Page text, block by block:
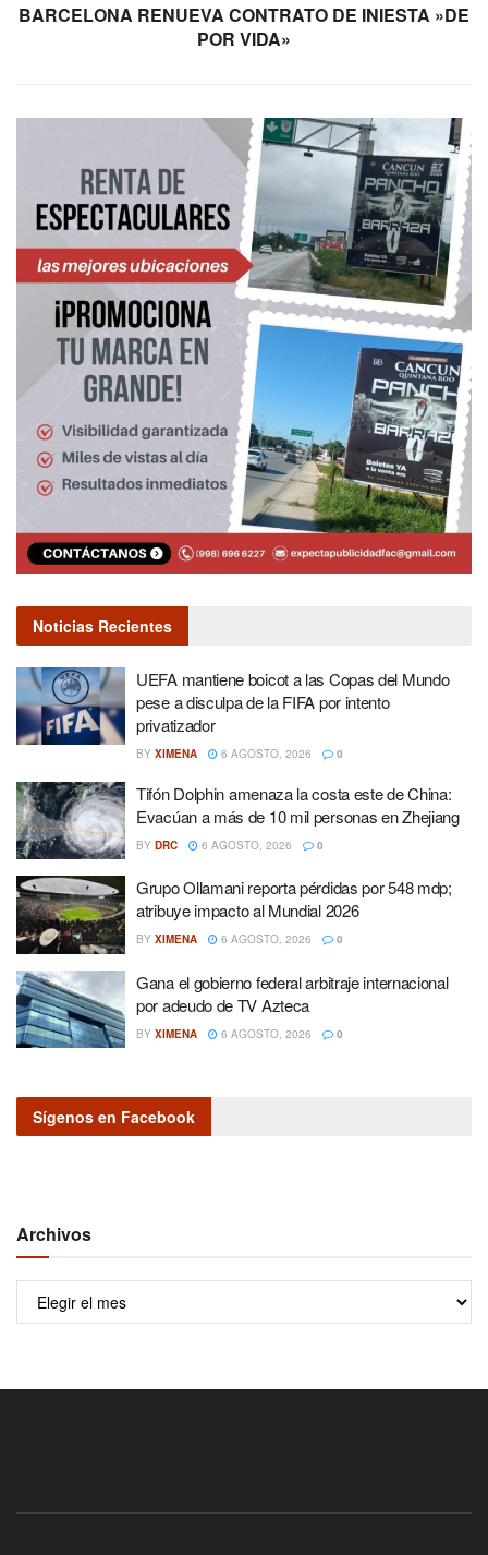
BARCELONA RENUEVA CONTRATO DE INIESTA »DE
POR VIDA»
Noticias Recientes
UEFA mantiene boicot a las Copas del Mundo
pese a disculpa de la FIFA por intento
privatizador
BY XIMENA 6 AGOSTO, 2026 0
Tifón Dolphin amenaza la costa este de China:
Evacúan a más de 10 mil personas en Zhejiang
BY DRC 6 AGOSTO, 2026 0
Grupo Ollamani reporta pérdidas por 548 mdp;
atribuye impacto al Mundial 2026
BY XIMENA 6 AGOSTO, 2026 0
Gana el gobierno federal arbitraje internacional
por adeudo de TV Azteca
BY XIMENA 6 AGOSTO, 2026 0
Sígenos en Facebook
Archivos
Archivos